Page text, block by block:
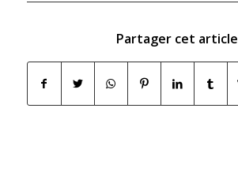
Partager cet article